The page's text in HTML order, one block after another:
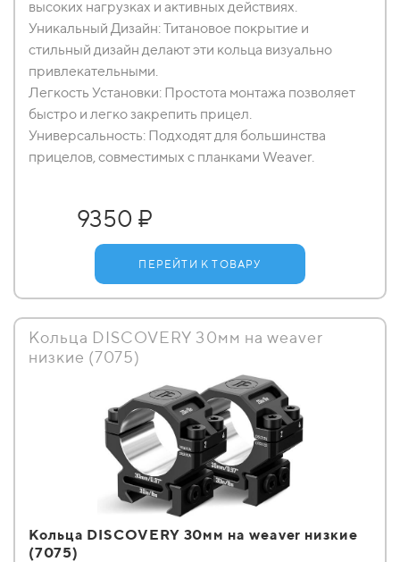
высоких нагрузках и активных действиях.
Уникальный Дизайн: Титановое покрытие и
стильный дизайн делают эти кольца визуально
привлекательными.
Легкость Установки: Простота монтажа позволяет
быстро и легко закрепить прицел.
Универсальность: Подходят для большинства
прицелов, совместимых с планками Weaver.
9350 ₽
ПЕРЕЙТИ К ТОВАРУ
Кольца DISCOVERY 30мм на weaver
низкие (7075)
Кольца DISCOVERY 30мм на weaver низкие
(7075)